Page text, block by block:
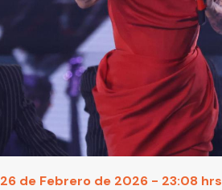
26 de Febrero de 2026 - 23:08